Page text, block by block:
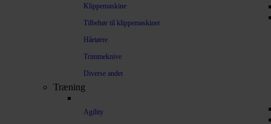
Klippemaskine
Tilbehør til klippemaskiner
Hårtørre
Trimmeknive
Diverse andet
Træning
Agility